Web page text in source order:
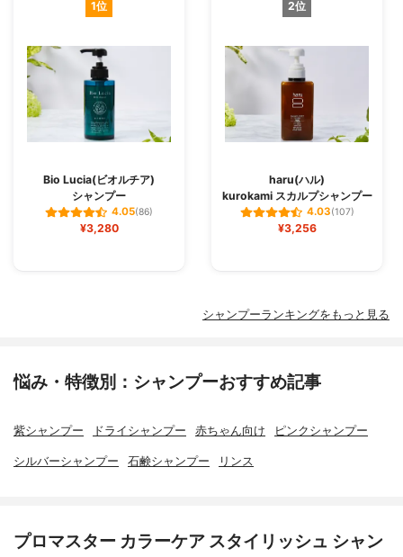
1位
Bio Lucia(ビオルチア)
シャンプー
4.05(86)
¥3,280
2位
haru(ハル)
kurokami スカルプシャンプー
4.03(107)
¥3,256
シャンプーランキングをもっと見る
悩み・特徴別：シャンプーおすすめ記事
紫シャンプー ドライシャンプー 赤ちゃん向け ピンクシャンプー
シルバーシャンプー 石鹸シャンプー リンス
プロマスター カラーケア スタイリッシュ シャン